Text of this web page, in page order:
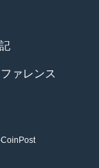
ァレンス